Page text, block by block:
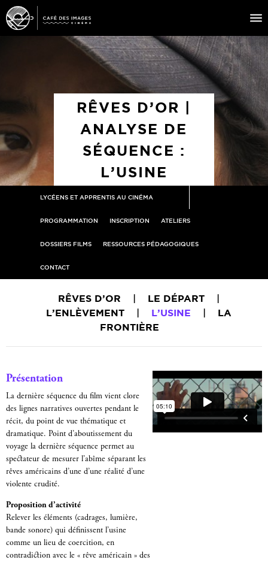
À L’AFFICHE
ÉVÉNEMENTS
ÉDUCATION AUX IMAGES
RÊVES D’OR |
ANALYSE DE
SÉQUENCE :
L’USINE
LYCÉENS ET APPRENTIS AU CINÉMA
PROGRAMMATION INSCRIPTION ATELIERS
DOSSIERS FILMS RESSOURCES PÉDAGOGIQUES
CONTACT
RÊVES D’OR | LE DÉPART
|
L’ENLÈVEMENT
| L’USINE |
LA
FRONTIÈRE
Présentation
La dernière séquence du film vient clore
des lignes narratives ouvertes pendant le
récit, du point de vue thématique et
dramatique. Point d’aboutissement du
voyage la dernière séquence permet au
spectateur de mesurer l’abîme séparant les
rêves américains d’une d’une réalité d’une
violente crudité.
Proposition d’activité
Relever les éléments (cadrages, lumière,
bande sonore) qui définissent l’usine
comme un lieu de coercition, en
contradiction avec le « rêve américain » des